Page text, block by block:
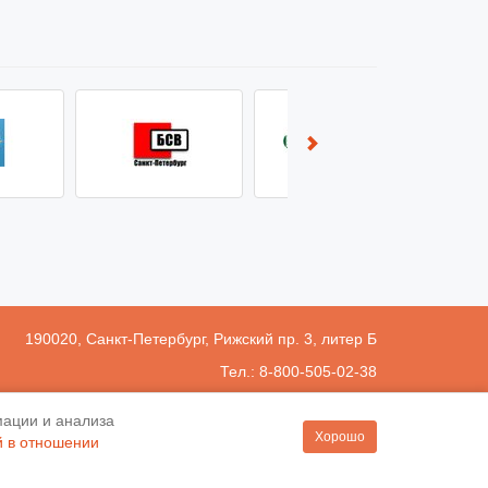
190020 , Санкт-Петербург, Рижский пр. 3, литер Б
Тел.: 8-800-505-02-38
bspb@srobsk.ru
и анализа
в отношении
Хорошо